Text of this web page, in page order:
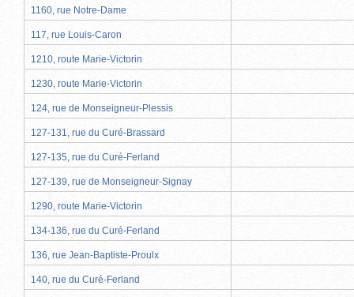
1160, rue Notre-Dame
117, rue Louis-Caron
1210, route Marie-Victorin
1230, route Marie-Victorin
124, rue de Monseigneur-Plessis
127-131, rue du Curé-Brassard
127-135, rue du Curé-Ferland
127-139, rue de Monseigneur-Signay
1290, route Marie-Victorin
134-136, rue du Curé-Ferland
136, rue Jean-Baptiste-Proulx
140, rue du Curé-Ferland